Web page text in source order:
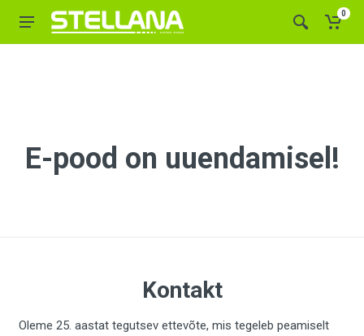
0
E-pood on uuendamisel!
Kontakt
Oleme 25. aastat tegutsev ettevõte, mis tegeleb peamiselt